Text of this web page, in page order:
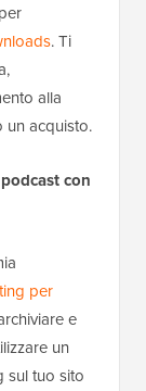
. Ti
alla
acquisto.
con
per
e
un
sul tuo sito